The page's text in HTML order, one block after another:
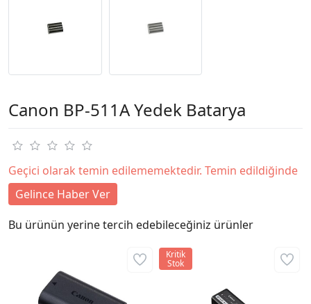
Canon BP-511A Yedek Batarya
Geçici olarak temin edilememektedir. Temin edildiğinde
Gelince Haber Ver
Bu ürünün yerine tercih edebileceğiniz ürünler
Kritik
Stok